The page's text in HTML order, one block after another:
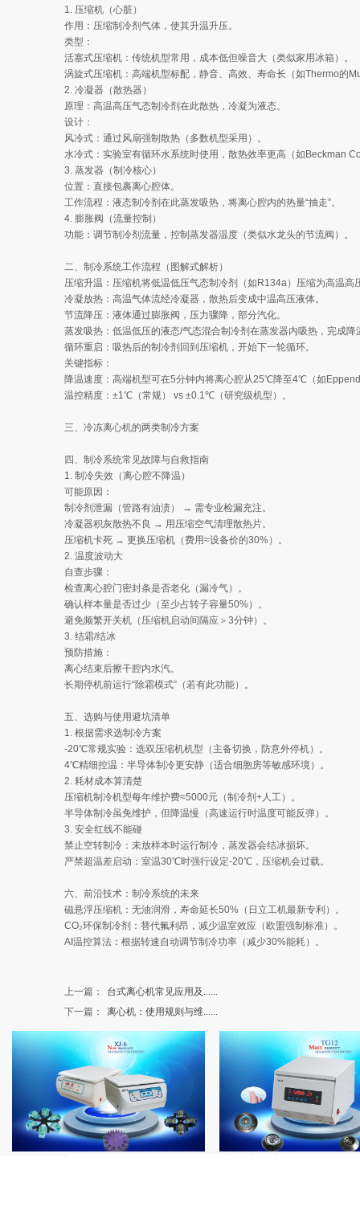
1. 压缩机（心脏）
作用：压缩制冷剂气体，使其升温升压。
类型：
活塞式压缩机：传统机型常用，成本低但噪音大（类似家用冰箱）。
涡旋式压缩机：高端机型标配，静音、高效、寿命长（如Thermo的
2. 冷凝器（散热器）
原理：高温高压气态制冷剂在此散热，冷凝为液态。
设计：
风冷式：通过风扇强制散热（多数机型采用）。
水冷式：实验室有循环水系统时使用，散热效率更高（如Beckman
3. 蒸发器（制冷核心）
位置：直接包裹离心腔体。
工作流程：液态制冷剂在此蒸发吸热，将离心腔内的热量“抽走”。
4. 膨胀阀（流量控制）
功能：调节制冷剂流量，控制蒸发器温度（类似水龙头的节流阀）。
二、制冷系统工作流程（图解式解析）
压缩升温：压缩机将低温低压气态制冷剂（如R134a）压缩为高温高
冷凝放热：高温气体流经冷凝器，散热后变成中温高压液体。
节流降压：液体通过膨胀阀，压力骤降，部分汽化。
蒸发吸热：低温低压的液态/气态混合制冷剂在蒸发器内吸热，完成降
循环重启：吸热后的制冷剂回到压缩机，开始下一轮循环。
关键指标：
降温速度：高端机型可在5分钟内将离心腔从25℃降至4℃（如
温控精度：±1℃（常规） vs ±0.1℃（研究级机型）。
三、冷冻离心机的两类制冷方案
四、制冷系统常见故障与自救指南
1. 制冷失效（离心腔不降温）
可能原因：
制冷剂泄漏（管路有油渍） → 需专业检漏充注。
冷凝器积灰散热不良 → 用压缩空气清理散热片。
压缩机卡死 → 更换压缩机（费用≈设备价的30%）。
2. 温度波动大
自查步骤：
检查离心腔门密封条是否老化（漏冷气）。
确认样本量是否过少（至少占转子容量50%）。
避免频繁开关机（压缩机启动间隔应＞3分钟）。
3. 结霜/结冰
预防措施：
离心结束后擦干腔内水汽。
长期停机前运行“除霜模式”（若有此功能）。
五、选购与使用避坑清单
1. 根据需求选制冷方案
-20℃常规实验：选双压缩机机型（主备切换，防意外停机）。
4℃精细控温：半导体制冷更安静（适合细胞房等敏感环境）。
2. 耗材成本算清楚
压缩机制冷机型每年维护费≈5000元（制冷剂+人工）。
半导体制冷虽免维护，但降温慢（高速运行时温度可能反弹）。
3. 安全红线不能碰
禁止空转制冷：未放样本时运行制冷，蒸发器会结冰损坏。
严禁超温差启动：室温30℃时强行设定-20℃，压缩机会过载。
六、前沿技术：制冷系统的未来
磁悬浮压缩机：无油润滑，寿命延长50%（日立工机最新专利）。
CO₂环保制冷剂：替代氟利昂，减少温室效应（欧盟强制标准）。
AI温控算法：根据转速自动调节制冷功率（减少30%能耗）。
上一篇：
台式离心机常见应用及......
下一篇：
离心机：使用规则与维......